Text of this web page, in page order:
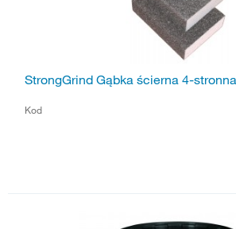
StrongGrind Gąbka ścierna 4-
Kod